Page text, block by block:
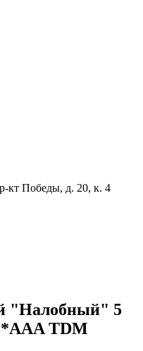
кт Победы, д. 20, к. 4
"Налобный" 5
TDM